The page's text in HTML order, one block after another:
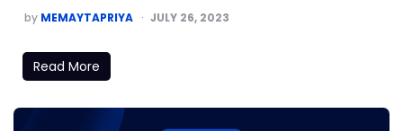
by MEMAYTAPRIYA JULY 26, 2023
Read More